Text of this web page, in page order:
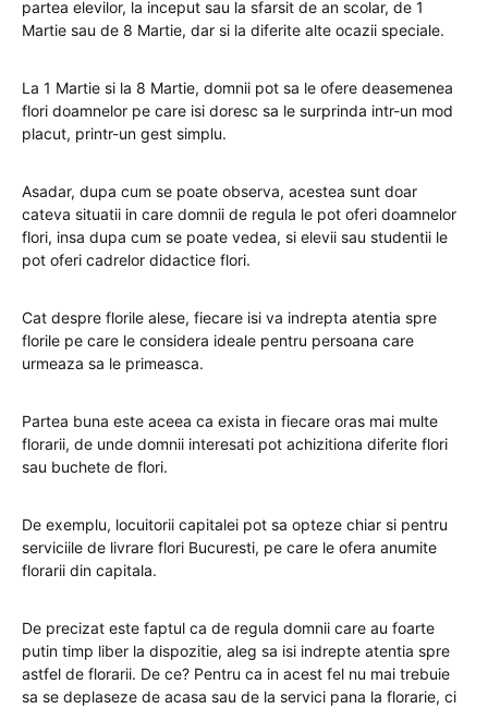
partea elevilor, la inceput sau la sfarsit de an scolar, de 1
Martie sau de 8 Martie, dar si la diferite alte ocazii speciale.
La 1 Martie si la 8 Martie, domnii pot sa le ofere deasemenea
flori doamnelor pe care isi doresc sa le surprinda intr-un mod
placut, printr-un gest simplu.
Asadar, dupa cum se poate observa, acestea sunt doar
cateva situatii in care domnii de regula le pot oferi doamnelor
flori, insa dupa cum se poate vedea, si elevii sau studentii le
pot oferi cadrelor didactice flori.
Cat despre florile alese, fiecare isi va indrepta atentia spre
florile pe care le considera ideale pentru persoana care
urmeaza sa le primeasca.
Partea buna este aceea ca exista in fiecare oras mai multe
florarii, de unde domnii interesati pot achizitiona diferite flori
sau buchete de flori.
De exemplu, locuitorii capitalei pot sa opteze chiar si pentru
serviciile de livrare flori Bucuresti, pe care le ofera anumite
florarii din capitala.
De precizat este faptul ca de regula domnii care au foarte
putin timp liber la dispozitie, aleg sa isi indrepte atentia spre
astfel de florarii. De ce? Pentru ca in acest fel nu mai trebuie
sa se deplaseze de acasa sau de la servici pana la florarie, ci